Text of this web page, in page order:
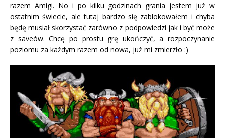
razem Amigi. No i po kilku godzinach grania jestem już w
ostatnim świecie, ale tutaj bardzo się zablokowałem i chyba
będę musiał skorzystać zarówno z podpowiedzi jak i być może
z saveów. Chcę po prostu grę ukończyć, a rozpoczynanie
poziomu za każdym razem od nowa, już mi zmierzło :)